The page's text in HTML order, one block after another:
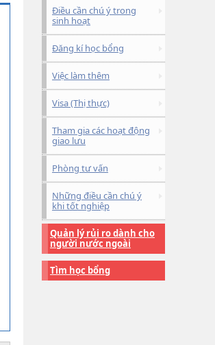
Điều cần chú ý trong
sinh hoạt
Đăng kí học bổng
Việc làm thêm
Visa (Thị thực)
Tham gia các hoạt động
giao lưu
Phòng tư vấn
Những điều cần chú ý
khi tốt nghiệp
Quản lý rủi ro dành cho
người nước ngoài
Tìm học bổng